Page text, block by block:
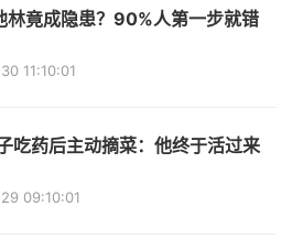
林竟成隐患？90%人第一步就错
11:10:01
吃药后主动摘菜：他终于活过来
09:10:01